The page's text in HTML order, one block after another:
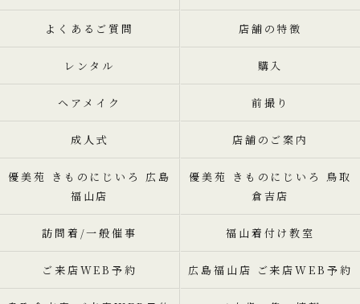
よくあるご質問 店舗の特徴
レンタル 購入
ヘアメイク 前撮り
成人式 店舗のご案内
優美苑 きものにじいろ 広島
福山店
優美苑 きものにじいろ 鳥取
倉吉店
訪問着/一般催事 福山着付け教室
ご来店WEB予約 広島福山店 ご来店WEB予約